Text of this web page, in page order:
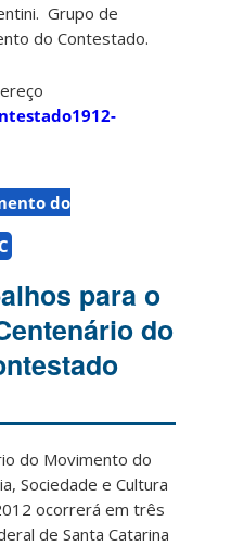
Grupo de
do Contestado.
do
para o
do
do Movimento do
Sociedade e Cultura
ocorrerá em três
de Santa Catarina